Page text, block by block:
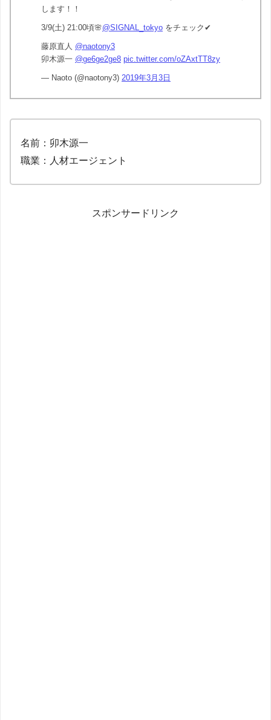
します！！
3/9(土) 21:00頃🌸@SIGNAL_tokyo をチェック✔︎
藤原直人 @naotony3
卯木源一 @ge6ge2ge8 pic.twitter.com/oZAxtTT8zy
— Naoto (@naotony3) 2019年3月3日
名前：卯木源一
職業：人材エージェント
スポンサードリンク